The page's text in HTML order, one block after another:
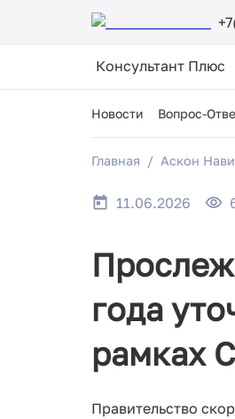
Консультант Плюс
Новости Вопрос-
Главная Аскон
11.06.2026
года
рамках
Правительство